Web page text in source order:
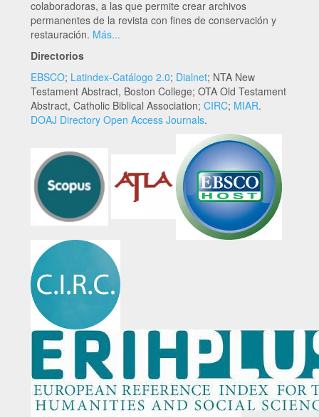
colaboradoras, a las que permite crear archivos
permanentes de la revista con fines de conservación y
restauración. Más...
Directorios
EBSCO; Latindex-Catálogo 2.0; Dialnet; NTA New
Testament Abstract, Boston College; OTA Old Testament
Abstract, Catholic Biblical Association; CIRC; MIAR.
DOAJ Directory Open Access Journals.